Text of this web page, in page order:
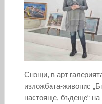
Снощи, в арт
изложбата-живопис
настояще, бъдеще“ на